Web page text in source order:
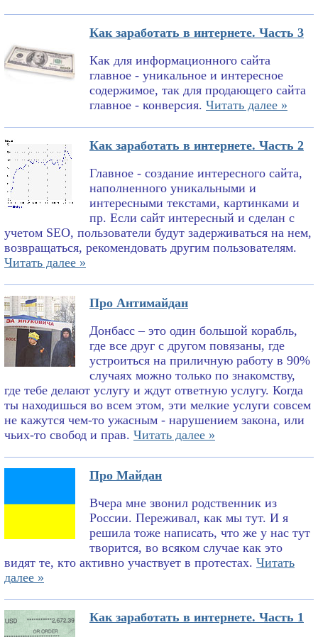
Как заработать в интернете. Часть 3
Как для информационного сайта
главное - уникальное и интересное
содержимое, так для продающего сайта
главное - конверсия. Читать далее »
Как заработать в интернете. Часть 2
Главное - создание интересного сайта,
наполненного уникальными и
интересными текстами, картинками и
пр. Если сайт интересный и сделан с
учетом SEO, пользователи будут задерживаться на нем,
возвращаться, рекомендовать другим пользователям.
Читать далее »
Про Антимайдан
Донбасс – это один большой корабль,
где все друг с другом повязаны, где
устроиться на приличную работу в 90%
случаях можно только по знакомству,
где тебе делают услугу и ждут ответную услугу. Когда
ты находишься во всем этом, эти мелкие услуги совсем
не кажутся чем-то ужасным - нарушением закона, или
чьих-то свобод и прав. Читать далее »
Про Майдан
Вчера мне звонил родственник из
России. Переживал, как мы тут. И я
решила тоже написать, что же у нас тут
творится, во всяком случае как это
видят те, кто активно участвует в протестах. Читать
далее »
Как заработать в интернете. Часть 1